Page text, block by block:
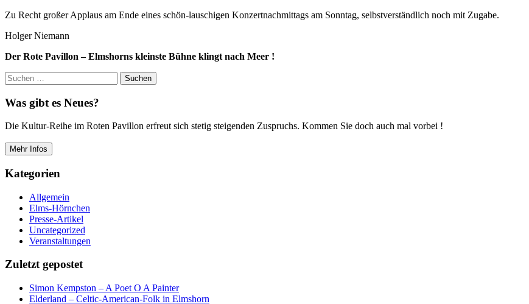
Zu Recht großer Applaus am Ende eines schön-lauschigen Konzertnachmittags am Sonntag, selbstverständlich noch mit Zugabe.
Holger Niemann
Der Rote Pavillon – Elmshorns kleinste Bühne klingt nach Meer !
Suchen
nach:
Was gibt es Neues?
Die Kultur-Reihe im Roten Pavillon erfreut sich stetig steigenden Zuspruchs. Kommen Sie doch auch mal vorbei !
Mehr Infos
Kategorien
Allgemein
Elms-Hörnchen
Presse-Artikel
Uncategorized
Veranstaltungen
Zuletzt gepostet
Simon Kempston – A Poet O A Painter
Elderland – Celtic-American-Folk in Elmshorn